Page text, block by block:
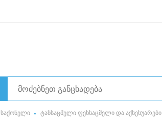
საქონელი ტანსაცმელი ფეხსაცმელი და აქსესუარები